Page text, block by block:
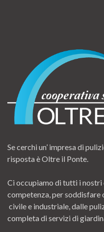
Se cerchi un’ impresa di
risposta è Oltre il Ponte.
Ci occupiamo di tutti i nostri
competenza, per soddisfare
civile e industriale, dalle
completa di servizi di